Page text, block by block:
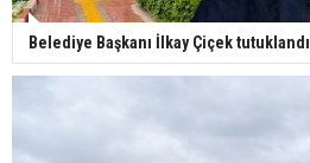
Belediye Başkanı İlkay Çiçek tutuklandı